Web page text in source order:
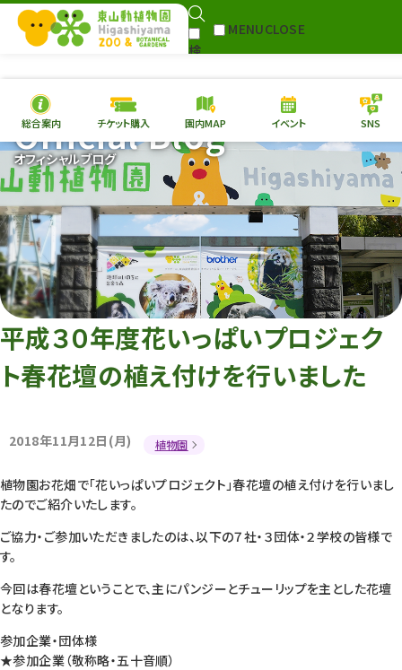
検
MENUCLOSE
本日の開園情報 チケ
園内MAP イベント
総合案内
動物園 植物園
再生プラン
東山動植物園
への支援
環境教育
サイトマップ
総合案内 チケット購入 園内MAP イベント SNS
オフィシャルブログ
Official Blog
平成３０年度花いっぱいプロジェク
ト春花壇の植え付けを行いました
2018年11月12日(月) 植物園
植物園お花畑で「花いっぱいプロジェクト」春花壇の植え付けを行いまし
たのでご紹介いたします。
ご協力・ご参加いただきましたのは、以下の７社・３団体・２学校の皆様で
す。
今回は春花壇ということで、主にパンジーとチューリップを主とした花壇
となります。
参加企業・団体様
★参加企業（敬称略・五十音順）